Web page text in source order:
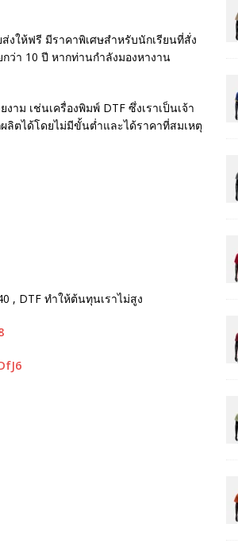
งให้ฟรี มีราคาพิเศษสำหรับนักเรียนที่สั่ง
ว่า 10 ปี หากท่านกำลังมองหางาน
าม เช่นเครื่องพิมพ์ DTF ซึ่งเราเป็นเจ้า
ลิตได้โดยไม่มีขั้นต่ำและได้ราคาที่สมเหตุ
, DTF ทำให้ต้นทุนเราไม่สูง